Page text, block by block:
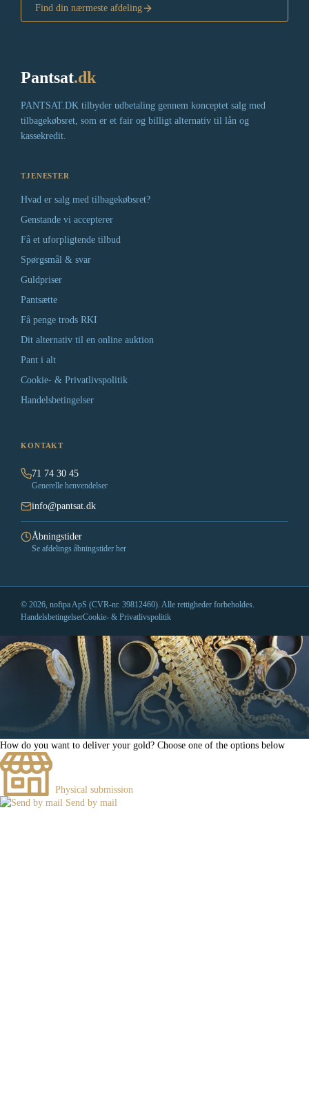
Find din nærmeste afdeling
Pantsat.dk
PANTSAT.DK tilbyder udbetaling gennem konceptet salg med
tilbagekøbsret, som er et fair og billigt alternativ til lån og
kassekredit.
TJENESTER
Hvad er salg med tilbagekøbsret?
Genstande vi accepterer
Få et uforpligtende tilbud
Spørgsmål & svar
Guldpriser
Pantsætte
Få penge trods RKI
Dit alternativ til en online auktion
Pant i alt
Cookie- & Privatlivspolitik
Handelsbetingelser
KONTAKT
71 74 30 45
Generelle henvendelser
info@pantsat.dk
Åbningstider
Se afdelings åbningstider her
© 2026, nofipa ApS (CVR-nr. 39812460). Alle rettigheder forbeholdes.
HandelsbetingelserCookie- & Privatlivspolitik
How do you want to deliver your gold? Choose one of the options below
Physical submission
Send by mail